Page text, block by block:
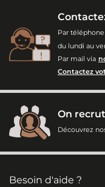
Par
du lundi au
Par mail via
Contactez
On
Découvrez
Besoin d'aide ?